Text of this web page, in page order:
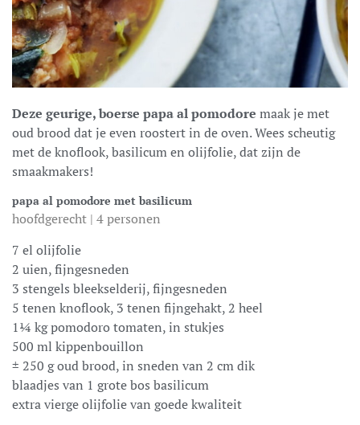
Deze geurige, boerse papa al pomodore maak je met
oud brood dat je even roostert in de oven. Wees scheutig
met de knoflook, basilicum en olijfolie, dat zijn de
smaakmakers!
papa al pomodore met basilicum
hoofdgerecht | 4 personen
7 el olijfolie
2 uien, fijngesneden
3 stengels bleekselderij, fijngesneden
5 tenen knoflook, 3 tenen fijngehakt, 2 heel
1¼ kg pomodoro tomaten, in stukjes
500 ml kippenbouillon
± 250 g oud brood, in sneden van 2 cm dik
blaadjes van 1 grote bos basilicum
extra vierge olijfolie van goede kwaliteit